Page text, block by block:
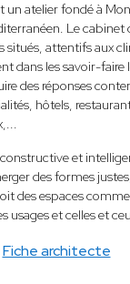
Fiche architecte
un atelier fondé à
Le
situés, attentifs aux
dans les savoir-faire
des réponses
hôtels,
et
des formes
des espaces
usages et celles et